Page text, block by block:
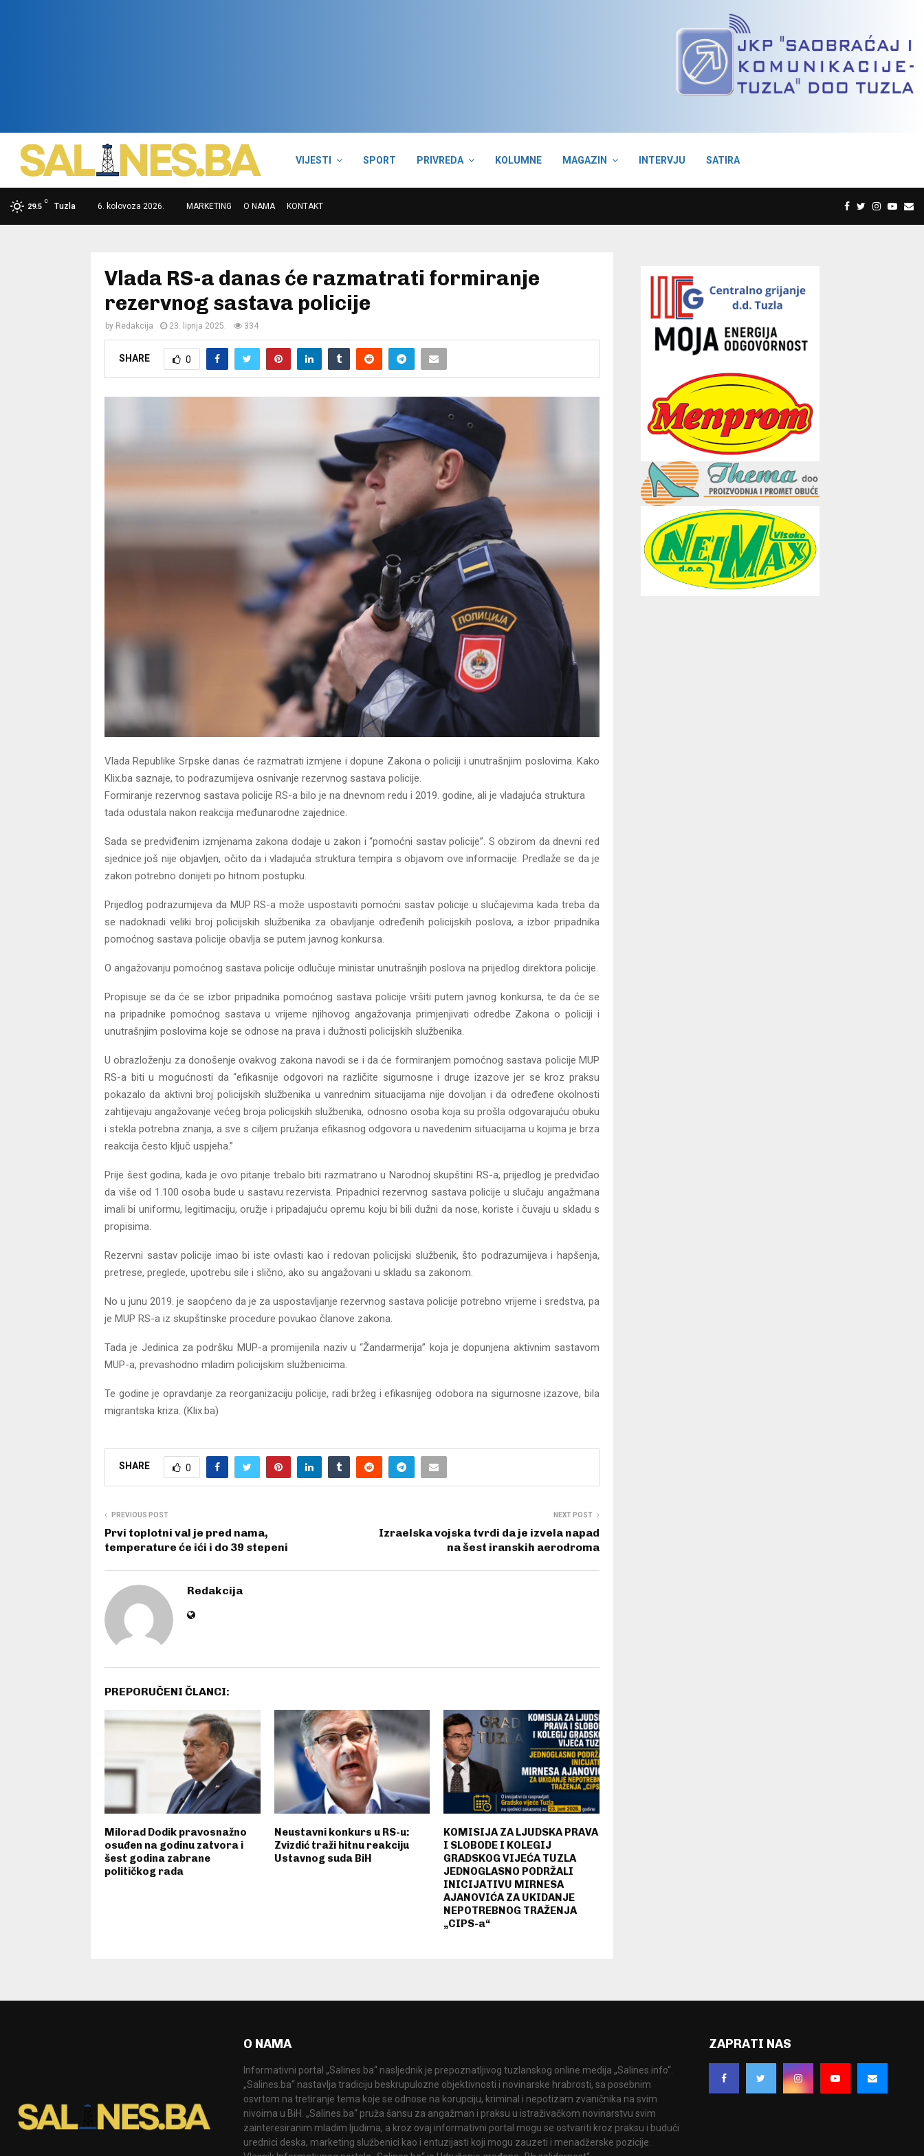
VIJESTI SPORT PRIVREDA KOLUMNE MAGAZIN INTERVJU SATIRA
29.5
C
Tuzla 6. kolovoza 2026. MARKETING O NAMA KONTAKT
Vlada RS-a danas će razmatrati formiranje
rezervnog sastava policije
by Redakcija 23. lipnja 2025. 334
SHARE 0
Vlada Republike Srpske danas će razmatrati izmjene i dopune Zakona o policiji i unutrašnjim poslovima. Kako
Klix.ba saznaje, to podrazumijeva osnivanje rezervnog sastava policije.
Formiranje rezervnog sastava policije RS-a bilo je na dnevnom redu i 2019. godine, ali je vladajuća struktura
tada odustala nakon reakcija međunarodne zajednice.
Sada se predviđenim izmjenama zakona dodaje u zakon i “pomoćni sastav policije”. S obzirom da dnevni red
sjednice još nije objavljen, očito da i vladajuća struktura tempira s objavom ove informacije. Predlaže se da je
zakon potrebno donijeti po hitnom postupku.
Prijedlog podrazumijeva da MUP RS-a može uspostaviti pomoćni sastav policije u slučajevima kada treba da
se nadoknadi veliki broj policijskih službenika za obavljanje određenih policijskih poslova, a izbor pripadnika
pomoćnog sastava policije obavlja se putem javnog konkursa.
O angažovanju pomoćnog sastava policije odlučuje ministar unutrašnjih poslova na prijedlog direktora policije.
Propisuje se da će se izbor pripadnika pomoćnog sastava policije vršiti putem javnog konkursa, te da će se
na pripadnike pomoćnog sastava u vrijeme njihovog angažovanja primjenjivati odredbe Zakona o policiji i
unutrašnjim poslovima koje se odnose na prava i dužnosti policijskih službenika.
U obrazloženju za donošenje ovakvog zakona navodi se i da će formiranjem pomoćnog sastava policije MUP
RS-a biti u mogućnosti da “efikasnije odgovori na različite sigurnosne i druge izazove jer se kroz praksu
pokazalo da aktivni broj policijskih službenika u vanrednim situacijama nije dovoljan i da određene okolnosti
zahtijevaju angažovanje većeg broja policijskih službenika, odnosno osoba koja su prošla odgovarajuću obuku
i stekla potrebna znanja, a sve s ciljem pružanja efikasnog odgovora u navedenim situacijama u kojima je brza
reakcija često ključ uspjeha.”
Prije šest godina, kada je ovo pitanje trebalo biti razmatrano u Narodnoj skupštini RS-a, prijedlog je predviđao
da više od 1.100 osoba bude u sastavu rezervista. Pripadnici rezervnog sastava policije u slučaju angažmana
imali bi uniformu, legitimaciju, oružje i pripadajuću opremu koju bi bili dužni da nose, koriste i čuvaju u skladu s
propisima.
Rezervni sastav policije imao bi iste ovlasti kao i redovan policijski službenik, što podrazumijeva i hapšenja,
pretrese, preglede, upotrebu sile i slično, ako su angažovani u skladu sa zakonom.
No u junu 2019. je saopćeno da je za uspostavljanje rezervnog sastava policije potrebno vrijeme i sredstva, pa
je MUP RS-a iz skupštinske procedure povukao članove zakona.
Tada je Jedinica za podršku MUP-a promijenila naziv u “Žandarmerija” koja je dopunjena aktivnim sastavom
MUP-a, prevashodno mladim policijskim službenicima.
Te godine je opravdanje za reorganizaciju policije, radi bržeg i efikasnijeg odobora na sigurnosne izazove, bila
migrantska kriza. (Klix.ba)
SHARE 0
PREVIOUS POST
Prvi toplotni val je pred nama,
temperature će ići i do 39 stepeni
NEXT POST
Izraelska vojska tvrdi da je izvela napad
na šest iranskih aerodroma
Redakcija
PREPORUČENI ČLANCI:
Milorad Dodik pravosnažno
osuđen na godinu zatvora i
šest godina zabrane
političkog rada
Neustavni konkurs u RS-u:
Zvizdić traži hitnu reakciju
Ustavnog suda BiH
KOMISIJA ZA LJUDSKA PRAVA
I SLOBODE I KOLEGIJ
GRADSKOG VIJEĆA TUZLA
JEDNOGLASNO PODRŽALI
INICIJATIVU MIRNESA
AJANOVIĆA ZA UKIDANJE
NEPOTREBNOG TRAŽENJA
„CIPS-a“
O NAMA
Informativni portal „Salines.ba“ nasljednik je prepoznatljivog tuzlanskog online medija „Salines.info“.
„Salines.ba“ nastavlja tradiciju beskrupulozne objektivnosti i novinarske hrabrosti, sa posebnim
osvrtom na tretiranje tema koje se odnose na korupciju, kriminal i nepotizam zvaničnika na svim
nivoima u BiH. „Salines.ba“ pruža šansu za angažman i praksu u istraživačkom novinarstvu svim
zainteresiranim mladim ljudima, a kroz ovaj informativni portal mogu se ostvariti kroz praksu i budući
urednici deska, marketing službenici kao i entuzijasti koji mogu zauzeti i menadžerske pozicije.
ZAPRATI NAS